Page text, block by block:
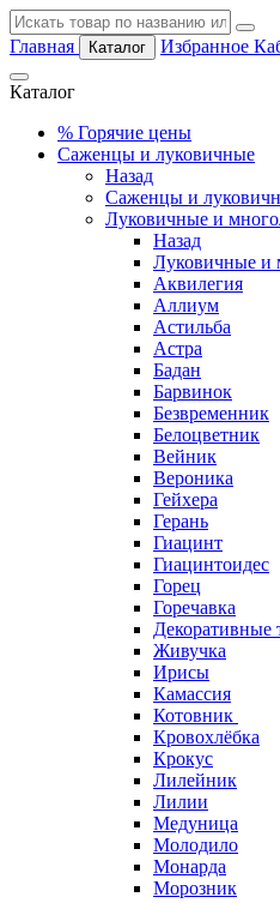
Главная Каталог Избранное
Каталог
% Горячие цены
Саженцы и луковичные
Назад
Саженцы и
Луковичные и
Назад
Луковичные и
Аквилегия
Аллиум
Астильба
Астра
Бадан
Барвинок
Безвременник
Белоцветник
Вейник
Вероника
Гейхера
Герань
Гиацинт
Гиацинтоидес
Горец
Горечавка
Декоративные
Живучка
Ирисы
Камассия
Котовник
Кровохлёбка
Крокус
Лилейник
Лилии
Медуница
Молодило
Монарда
Морозник